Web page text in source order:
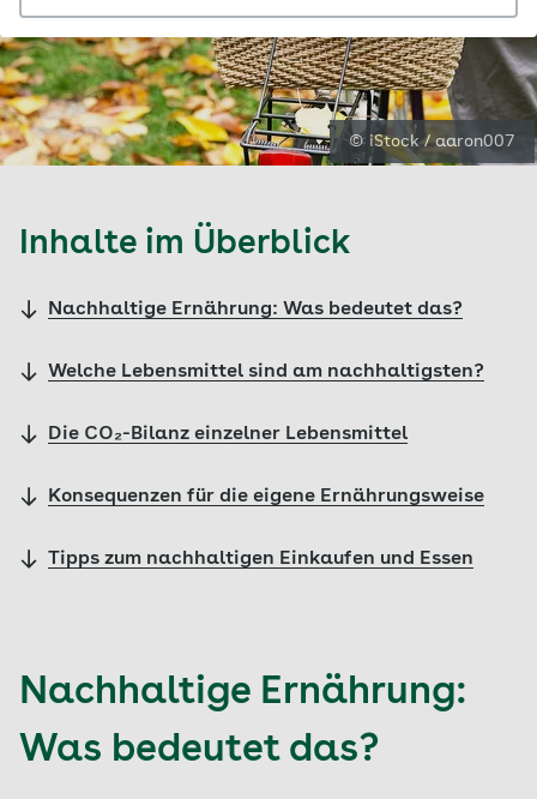
© iStock / aaron007
Inhalte im Überblick
Nachhaltige Ernährung: Was bedeutet das?
Welche Lebensmittel sind am nachhaltigsten?
Die CO₂-Bilanz einzelner Lebensmittel
Konsequenzen für die eigene Ernährungsweise
Tipps zum nachhaltigen Einkaufen und Essen
Nachhaltige Ernährung:
Was bedeutet das?